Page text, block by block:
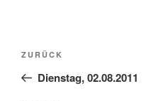
Beitragsnavigation
Vorheriger
Beitrag
ZURÜCK
Dienstag, 02.08.2011